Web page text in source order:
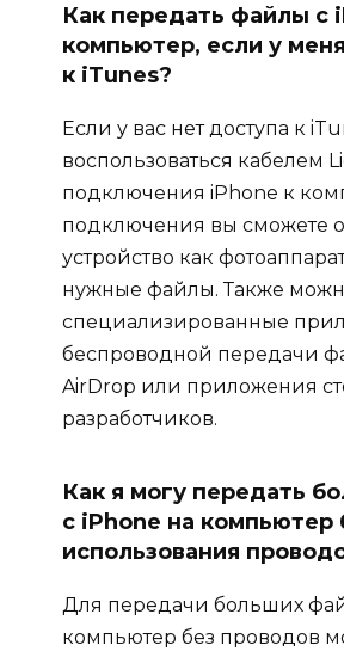
Как передать файлы с
компьютер, если у
к iTunes?
Если у вас нет доступа к
воспользоваться кабелем
подключения iPhone к
подключения вы сможете
устройство как
нужные файлы. Также
специализированные
беспроводной передачи
AirDrop или приложения
разработчиков.
Как я могу передать
с iPhone на компьютер
использования
Для передачи больших
компьютер без проводов